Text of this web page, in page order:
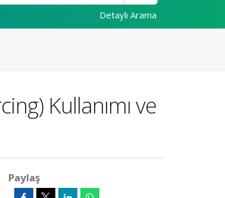
Detaylı Arama
Kullanımı ve
Paylaş